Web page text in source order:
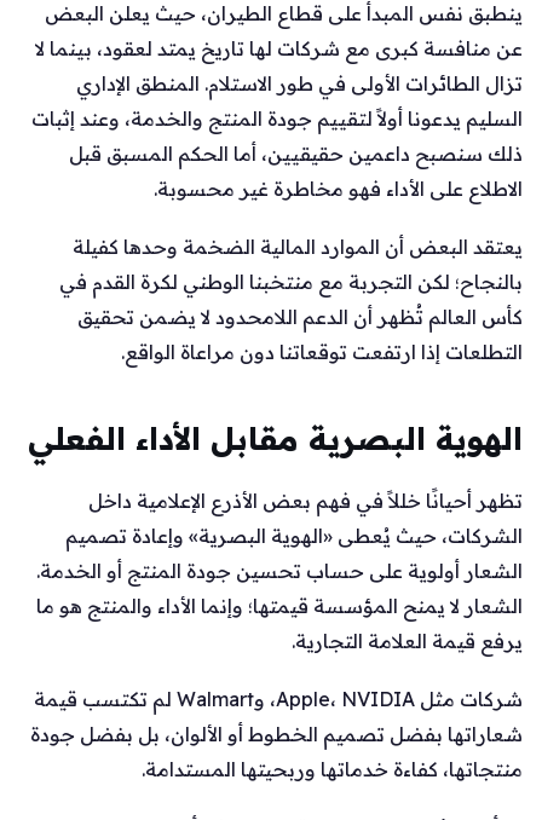
ينطبق نفس المبدأ على قطاع الطيران، حيث يعلن البعض
عن منافسة كبرى مع شركات لها تاريخ يمتد لعقود، بينما لا
تزال الطائرات الأولى في طور الاستلام. المنطق الإداري
السليم يدعونا أولاً لتقييم جودة المنتج والخدمة، وعند إثبات
ذلك سنصبح داعمين حقيقيين، أما الحكم المسبق قبل
الاطلاع على الأداء فهو مخاطرة غير محسوبة.
يعتقد البعض أن الموارد المالية الضخمة وحدها كفيلة
بالنجاح؛ لكن التجربة مع منتخبنا الوطني لكرة القدم في
كأس العالم تُظهر أن الدعم اللامحدود لا يضمن تحقيق
التطلعات إذا ارتفعت توقعاتنا دون مراعاة الواقع.
الهوية البصرية مقابل الأداء الفعلي
تظهر أحيانًا خللاً في فهم بعض الأذرع الإعلامية داخل
الشركات، حيث يُعطى «الهوية البصرية» وإعادة تصميم
الشعار أولوية على حساب تحسين جودة المنتج أو الخدمة.
الشعار لا يمنح المؤسسة قيمتها؛ وإنما الأداء والمنتج هو ما
يرفع قيمة العلامة التجارية.
شركات مثل Apple، NVIDIA، وWalmart لم تكتسب قيمة
شعاراتها بفضل تصميم الخطوط أو الألوان، بل بفضل جودة
منتجاتها، كفاءة خدماتها وربحيتها المستدامة.